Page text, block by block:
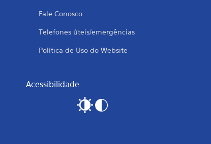
Fale Conosco
Telefones úteis/emergências
Política de Uso do Website
Acessibilidade